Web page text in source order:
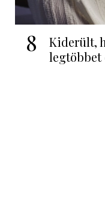
8
Kiderült,
legtöbbet